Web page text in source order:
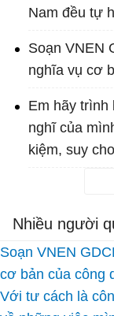
Nam đều tự
Soạn VNEN
nghĩa vụ cơ
Em hãy trình
nghĩ của
kiệm, suy
Nhiều người
Soạn VNEN
cơ bản của công
Với tư cách là